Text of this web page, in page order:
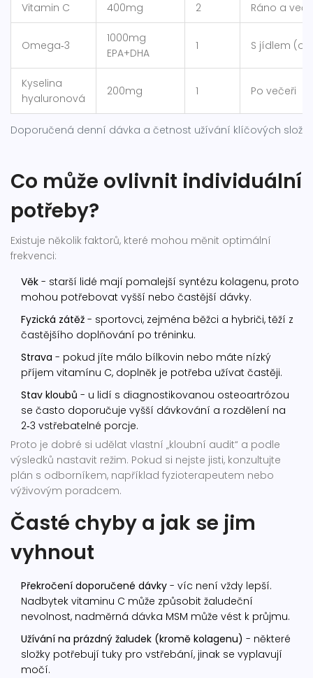
Doporučená denní dávka a četnost užívání klíčových složek
Vitamin C 400mg 2 Ráno a
Omega‑3
1000mg
EPA+DHA
1 S jídlem
Kyselina
hyaluronová
200mg 1 Po večeři
Co může ovlivnit individuální
potřeby?
Existuje několik faktorů, které mohou měnit optimální
frekvenci:
Věk - starší lidé mají pomalejší syntézu kolagenu, proto
mohou potřebovat vyšší nebo častější dávky.
Fyzická zátěž - sportovci, zejména běžci a hybriči, těží z
častějšího doplňování po tréninku.
Strava - pokud jíte málo bílkovin nebo máte nízký
příjem vitamínu C, doplněk je potřeba užívat častěji.
Stav kloubů - u lidí s diagnostikovanou osteoartrózou
se často doporučuje vyšší dávkování a rozdělení na
2‑3 vstřebatelné porcje.
Proto je dobré si udělat vlastní „kloubní audit“ a podle
výsledků nastavit režim. Pokud si nejste jisti, konzultujte
plán s odborníkem, například fyzioterapeutem nebo
výživovým poradcem.
Časté chyby a jak se jim
vyhnout
Překročení doporučené dávky - víc není vždy lepší.
Nadbytek vitaminu C může způsobit žaludeční
nevolnost, nadměrná dávka MSM může vést k průjmu.
Užívání na prázdný žaludek (kromě kolagenu) - některé
složky potřebují tuky pro vstřebání, jinak se vyplavují
močí.